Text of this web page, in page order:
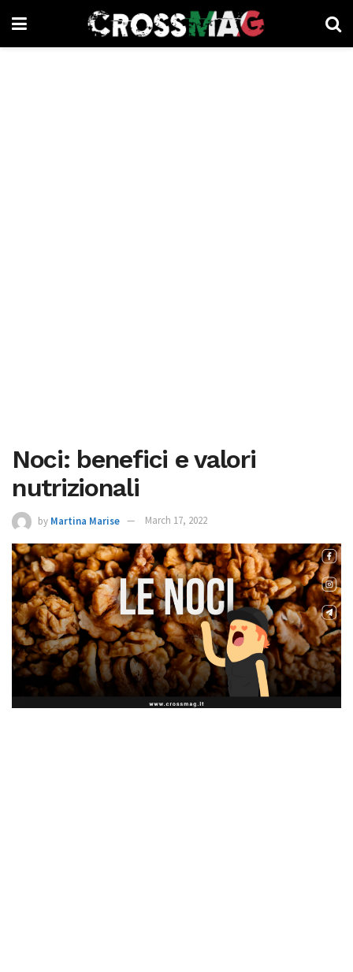
Noci: benefici e valori
nutrizionali
by Martina Marise March 17, 2022